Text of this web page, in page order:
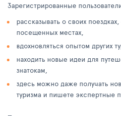
Зарегистрированные
рассказывать о своих
посещенных местах,
вдохновляться опытом других
находить новые идеи для
знатокам,
здесь можно даже получать
туризма и пишете экспертные